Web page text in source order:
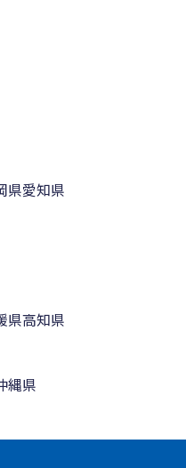
県愛知県
県高知県
縄県